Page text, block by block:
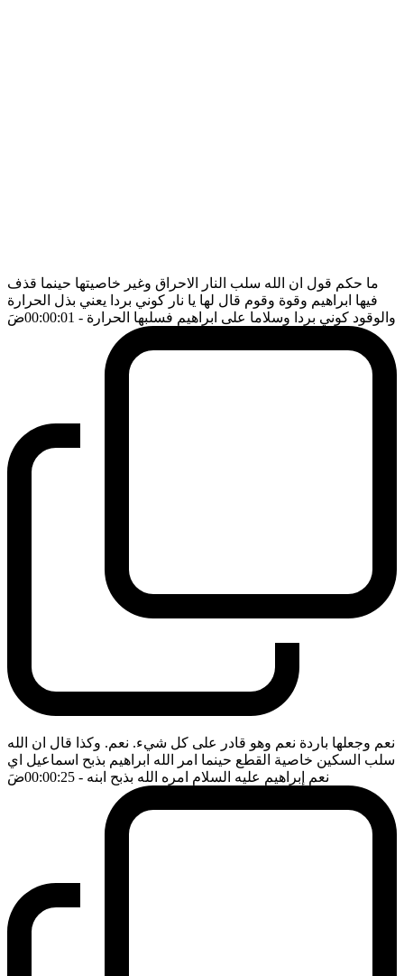
ما حكم قول ان الله سلب النار الاحراق وغير خاصيتها حينما قذف
فيها ابراهيم وقوة وقوم قال لها يا نار كوني بردا يعني بذل الحرارة
والوقود كوني بردا وسلاما على ابراهيم فسلبها الحرارة - 00:00:01 ضَ
نعم وجعلها باردة نعم وهو قادر على كل شيء. نعم. وكذا قال ان الله
سلب السكين خاصية القطع حينما امر الله ابراهيم بذبح اسماعيل اي
نعم إبراهيم عليه السلام امره الله بذبح ابنه - 00:00:25 ضَ